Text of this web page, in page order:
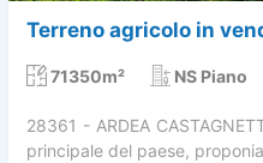
Terreno agricolo in
71350m² NS Piano
28361 - ARDEA
principale del paese,